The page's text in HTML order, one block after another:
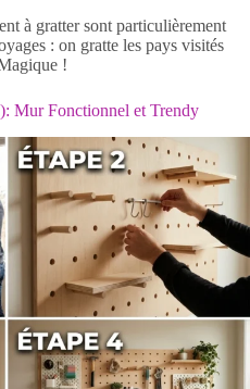
à gratter sont particulièrement
: on gratte les pays visités
!
Mur Fonctionnel et Trendy